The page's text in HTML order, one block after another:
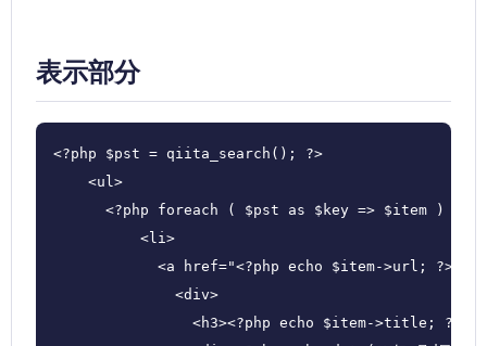
表示部分
<?php $pst = qiita_search(); ?>
    <ul>
      <?php foreach ( $pst as $key => $item ) : ?>
          <li>
<a href="<?php echo $item->url; ?>"
              <div>
<h3><?php echo $item->title; ?></